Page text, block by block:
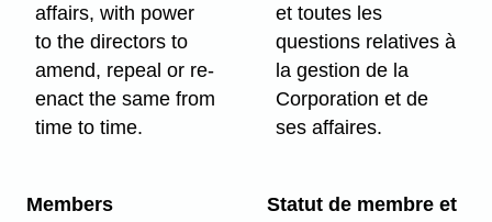
affairs, with power
to the directors to
amend, repeal or re-
enact the same from
time to time.
et toutes les
questions relatives à
la gestion de la
Corporation et de
ses affaires.
Members
Statut de membre et